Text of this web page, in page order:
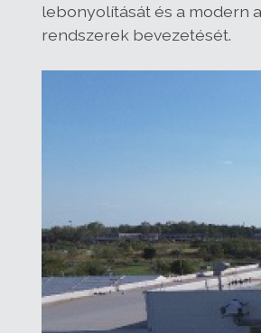
lebonyolítását és a modern
rendszerek bevezetését.